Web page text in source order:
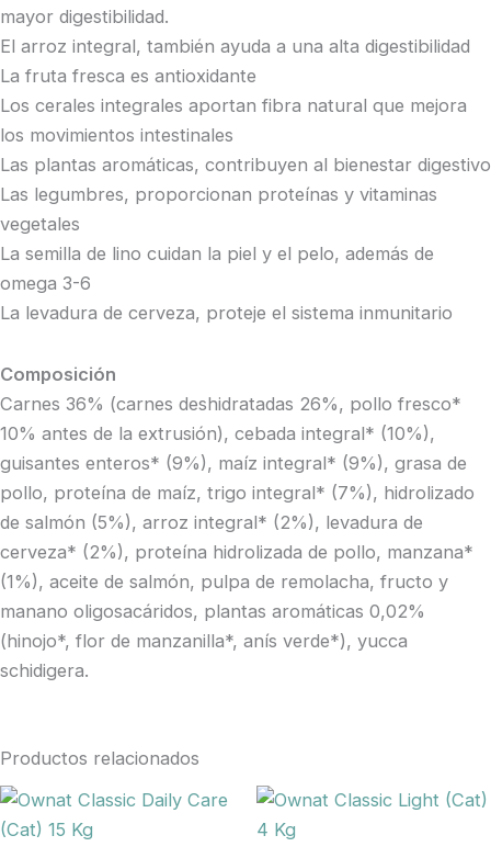
mayor digestibilidad.
El arroz integral, también ayuda a una alta digestibilidad
La fruta fresca es antioxidante
Los cerales integrales aportan fibra natural que mejora
los movimientos intestinales
Las plantas aromáticas, contribuyen al bienestar digestivo
Las legumbres, proporcionan proteínas y vitaminas
vegetales
La semilla de lino cuidan la piel y el pelo, además de
omega 3-6
La levadura de cerveza, proteje el sistema inmunitario
Composición
Carnes 36% (carnes deshidratadas 26%, pollo fresco*
10% antes de la extrusión), cebada integral* (10%),
guisantes enteros* (9%), maíz integral* (9%), grasa de
pollo, proteína de maíz, trigo integral* (7%), hidrolizado
de salmón (5%), arroz integral* (2%), levadura de
cerveza* (2%), proteína hidrolizada de pollo, manzana*
(1%), aceite de salmón, pulpa de remolacha, fructo y
manano oligosacáridos, plantas aromáticas 0,02%
(hinojo*, flor de manzanilla*, anís verde*), yucca
schidigera.
Productos relacionados